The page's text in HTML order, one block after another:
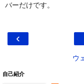
バーだけです。
‹
ウ
自己紹介